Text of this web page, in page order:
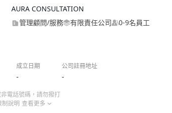
AURA CONSULTATION
管理顧問/服務
有限責任公司 0-9名員工
成立日期 公司註冊地址
- -
電話號碼，請勿撥打
說明 查看更多